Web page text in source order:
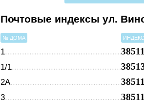
Почтовые индексы ул.
№ ДОМА ИНДЕКС
1
1/1
2А
3